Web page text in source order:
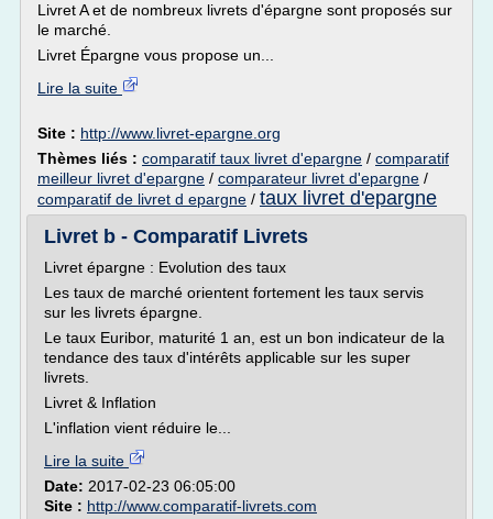
Livret A et de nombreux livrets d'épargne sont proposés sur
le marché.
Livret Épargne vous propose un...
Lire la suite
Site : http://www.livret-epargne.org
Thèmes liés : comparatif taux livret d'epargne / comparatif
meilleur livret d'epargne / comparateur livret d'epargne /
comparatif de livret d epargne / taux livret d'epargne
Livret b - Comparatif Livrets
Livret épargne : Evolution des taux
Les taux de marché orientent fortement les taux servis
sur les livrets épargne.
Le taux Euribor, maturité 1 an, est un bon indicateur de la
tendance des taux d'intérêts applicable sur les super
livrets.
Livret & Inflation
L'inflation vient réduire le...
Lire la suite
Date: 2017-02-23 06:05:00
Site : http://www.comparatif-livrets.com